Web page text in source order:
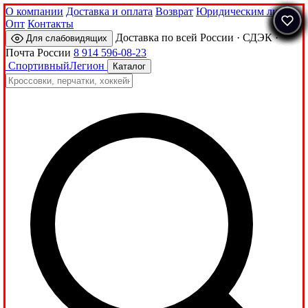
О компании Доставка и оплата Возврат Юридическим лицам
Опт Контакты
Для слабовидящих
Доставка по всей России · СДЭК ·
Почта России 8 914 596-08-23
СпортивныйЛегион Каталог